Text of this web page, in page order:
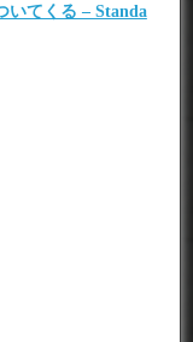
いてくる – Standa